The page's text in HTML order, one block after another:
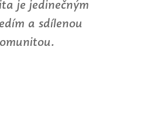
je jedinečným
a sdílenou